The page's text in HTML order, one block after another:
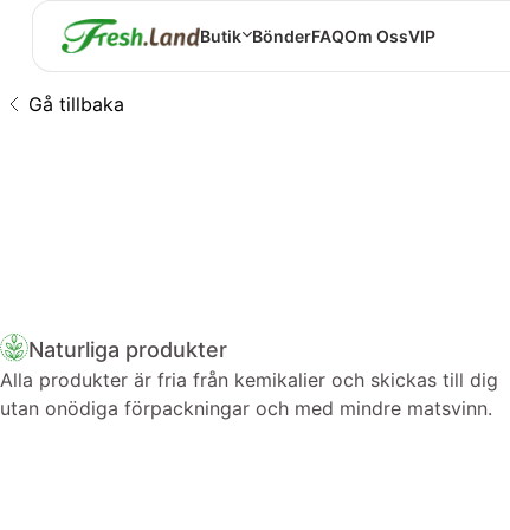
Butik BönderFAQOm OssVIP
Gå tillbaka
Naturliga produkter
Alla produkter är fria från kemikalier och skickas till dig
utan onödiga förpackningar och med mindre matsvinn.